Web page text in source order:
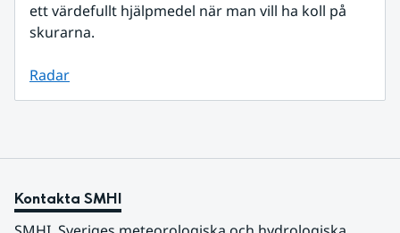
ett värdefullt hjälpmedel när man vill ha koll på
skurarna.
Radar
Kontakta SMHI